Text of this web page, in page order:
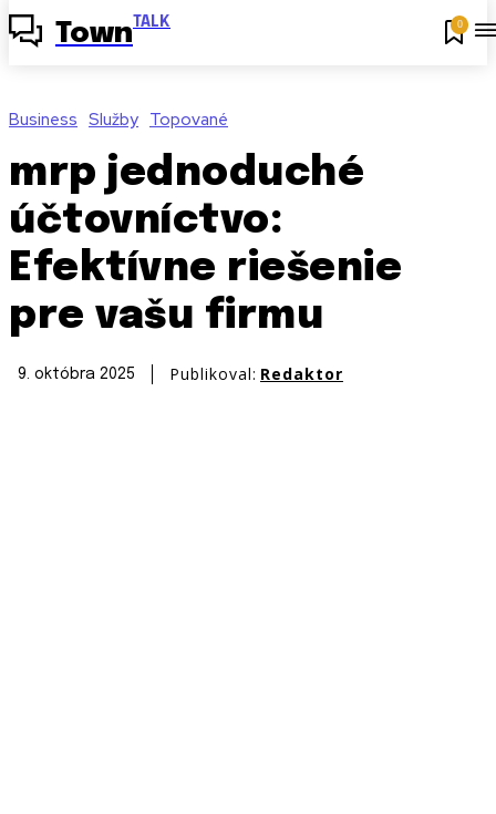
Town TALK 0
Business Služby Topované
mrp jednoduché
účtovníctvo:
Efektívne riešenie
pre vašu firmu
9. októbra 2025 Publikoval: Redaktor